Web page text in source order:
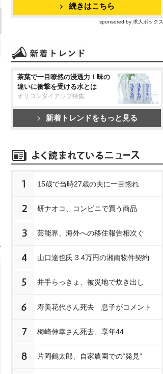
続きはこちら
sponsored by 求人ボックス
茶葉で一目瞭然の浸透力！味の
違いに衝撃を受ける水とは
オリコンタイアップ特集
新着トレンドをもっと見る
1 15歳で当時27歳の夫に一目惚れ
2 研ナオコ、コンビニで買う商品
3 芸能界、海外への移住報告相次ぐ
4 山口達也氏 3.4万円の湘南物件契約
5 井手らっきょ、被災地で炊き出し
6 寿美花代さん死去 息子がコメント
7 梅崎伸幸さん死去、享年44
8 片岡鶴太郎、自家農園での“発見”